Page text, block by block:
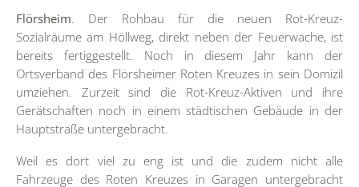
Flörsheim. Der Rohbau für die neuen Rot-Kreuz-
Sozialräume am Höllweg, direkt neben der Feuerwache, ist
bereits fertiggestellt. Noch in diesem Jahr kann der
Ortsverband des Flörsheimer Roten Kreuzes in sein Domizil
umziehen. Zurzeit sind die Rot-Kreuz-Aktiven und ihre
Gerätschaften noch in einem städtischen Gebäude in der
Hauptstraße untergebracht.
Weil es dort viel zu eng ist und die zudem nicht alle
Fahrzeuge des Roten Kreuzes in Garagen untergebracht